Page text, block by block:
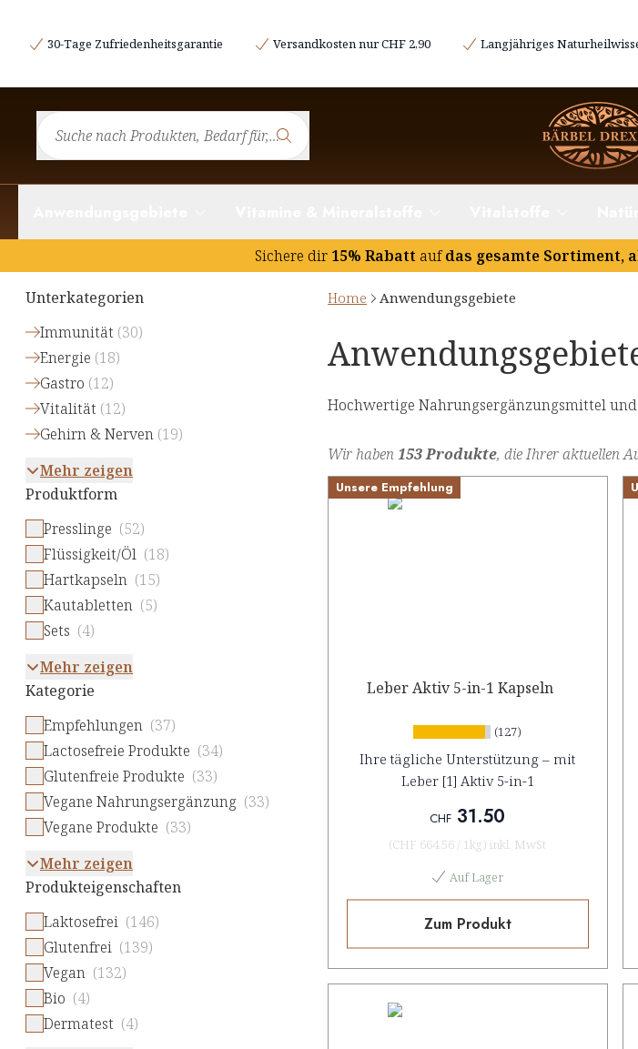
30-Tage Zufriedenheitsgarantie Versandkosten nur CHF 2,90 Langjähriges
Sichere dir 15% Rabatt aufdas gesamte Sortiment,
Unterkategorien
Immunität (30)
Energie (18)
Gastro (12)
Vitalität (12)
Gehirn & Nerven (19)
Mehr zeigen
Produktform
Presslinge (52)
Flüssigkeit/Öl (18)
Hartkapseln (15)
Kautabletten (5)
Sets (4)
Mehr zeigen
Kategorie
Empfehlungen (37)
Lactosefreie Produkte (34)
Glutenfreie Produkte (33)
Vegane Nahrungsergänzung (33)
Vegane Produkte (33)
Mehr zeigen
Produkteigenschaften
Laktosefrei (146)
Glutenfrei (139)
Vegan (132)
Bio (4)
Dermatest (4)
Home Anwendungsgebiete
Hochwertige Nahrungsergänzungsmittel
Wir haben153 Produkte, die Ihrer aktuellen
Unsere Empfehlung
Leber Aktiv 5-in-1 Kapseln
(127)
Ihre tägliche Unterstützung – mit
Leber [1] Aktiv 5-in-1
CHF 31.50
(CHF 664.56 / 1kg) inkl. MwSt
Auf Lager
Zum Produkt